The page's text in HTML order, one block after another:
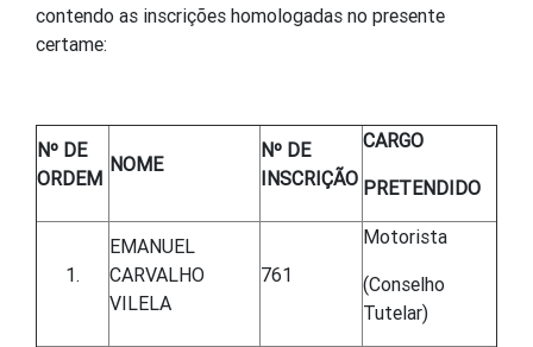
contendo as inscrições homologadas no presente
certame:
Nº DE
ORDEM
NOME
Nº DE
INSCRIÇÃO
CARGO
PRETENDIDO
EMANUEL
CARVALHO
VILELA
761
Motorista
(Conselho
Tutelar)